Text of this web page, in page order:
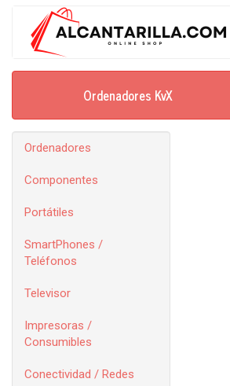
Ordenadores KvX
Ordenadores
Componentes
Portátiles
SmartPhones /
Teléfonos
Televisor
Impresoras /
Consumibles
Conectividad / Redes